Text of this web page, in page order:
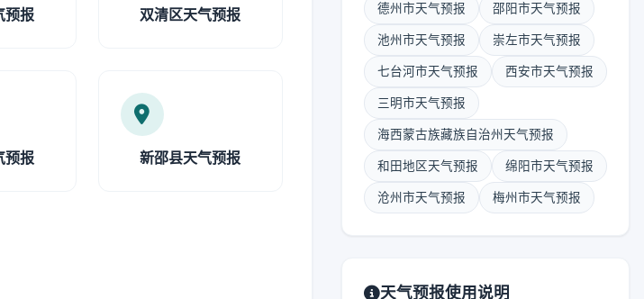
预报 双清区天气预报
预报 新邵县天气预报
德州市天气预报 邵阳市天气预报
池州市天气预报 崇左市天气预报
七台河市天气预报 西安市天气预报
三明市天气预报
海西蒙古族藏族自治州天气预报
和田地区天气预报 绵阳市天气预报
沧州市天气预报 梅州市天气预报
天气预报使用说明